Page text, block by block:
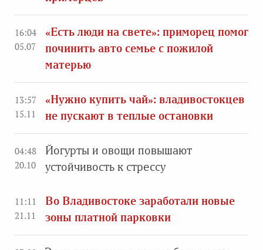
16:04
05.07
«Есть люди на свете»: приморец помог
починить авто семье с пожилой
матерью
13:57
15.11
«Нужно купить чай»: владивостокцев
не пускают в теплые остановки
04:48
20.10
Йогурты и овощи повышают
устойчивость к стрессу
11:11
21.11
Во Владивостоке заработали новые
зоны платной парковки